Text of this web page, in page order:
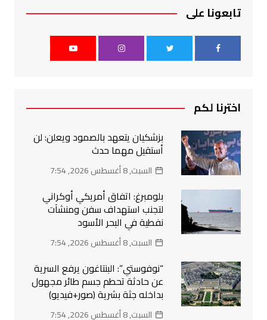
تابعونا على
اخترنا لكم
بزشكيان يتعهد بالصمود ويعلن: لن
أستقيل مهما حدث
السبت, 8 أغسطس 2026, 7:54
بلومبرغ: اتفاق أمريكي أوكراني
لتجنب استهداف سفن ومنشآت
نفطية في البحر الأسود
السبت, 8 أغسطس 2026, 7:54
“نوفوستي”: البنتاغون يرفع السرية
عن حادثة تحطم جسم طائر مجهول
بداخله جثة بشرية (صور+فيديو)
السبت, 8 أغسطس 2026, 7:54